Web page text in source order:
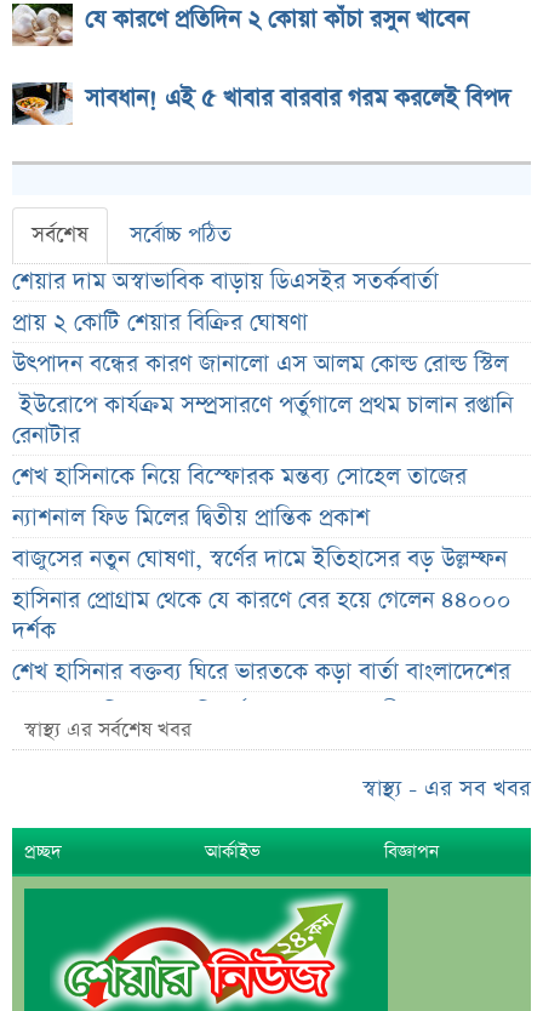
যে কারণে প্রতিদিন ২ কোয়া কাঁচা রসুন খাবেন
সাবধান! এই ৫ খাবার বারবার গরম করলেই বিপদ
সর্বশেষ সর্বোচ্চ পঠিত
শেয়ার দাম অস্বাভাবিক বাড়ায় ডিএসইর সতর্কবার্তা
প্রায় ২ কোটি শেয়ার বিক্রির ঘোষণা
উৎপাদন বন্ধের কারণ জানালো এস আলম কোল্ড রোল্ড স্টিল
ইউরোপে কার্যক্রম সম্প্রসারণে পর্তুগালে প্রথম চালান রপ্তানি
রেনাটার
শেখ হাসিনাকে নিয়ে বিস্ফোরক মন্তব্য সোহেল তাজের
ন্যাশনাল ফিড মিলের দ্বিতীয় প্রান্তিক প্রকাশ
বাজুসের নতুন ঘোষণা, স্বর্ণের দামে ইতিহাসের বড় উল্লম্ফন
হাসিনার প্রোগ্রাম থেকে যে কারণে বের হয়ে গেলেন ৪৪০০০
দর্শক
শেখ হাসিনার বক্তব্য ঘিরে ভারতকে কড়া বার্তা বাংলাদেশের
বাংলাদেশ নিয়ে নতুন বিতর্ক, মুখ খুললেন সজীব ওয়াজেদ জয়
শেয়ারবাজার উত্থানের নেতৃত্বে মিউচুয়াল ফান্ড
শেয়ারবাজার ঊর্ধ্বমুখী. তারপরও উধাও ২৩ হাজার বিও হিসাব
তারেক রহমানকে উদ্দেশ করে ফেসবুকে রহস্যময় প্রশ্ন
এসএসসি ফল নিয়ে বড় সিদ্ধান্ত আসছে বৃহস্পতিবার
কীভাবে জন্ম নিল ‘৩৬ জুলাই’?
এক পোস্টেই চমকে দিলেন ময়ূখ রঞ্জন ঘোষ
‘ভুয়া’ স্লোগানের জবাবে যা বললেন রাশেদ খান
স্বাস্থ্য এর সর্বশেষ খবর
স্বাস্থ্য - এর সব খবর
প্রচ্ছদ আর্কাইভ বিজ্ঞাপন